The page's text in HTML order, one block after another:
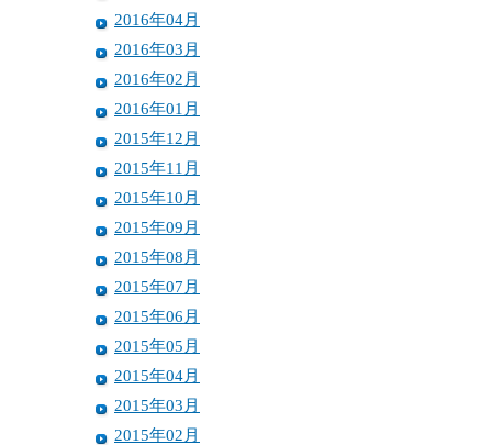
2016年04月
2016年03月
2016年02月
2016年01月
2015年12月
2015年11月
2015年10月
2015年09月
2015年08月
2015年07月
2015年06月
2015年05月
2015年04月
2015年03月
2015年02月